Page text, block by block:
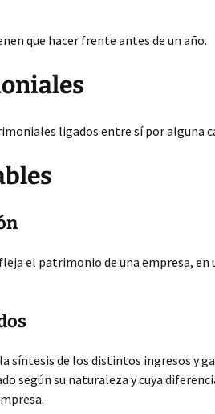
que hacer frente antes de un año.
ligados entre sí por alguna
el patrimonio de una empresa, en
síntesis de los distintos ingresos y
según su naturaleza y cuya